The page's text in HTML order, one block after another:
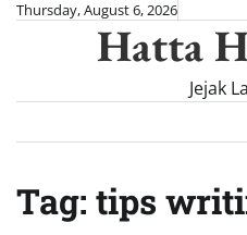
SkipThursday, August 6, 2026
Hatta
Jejak
Tag: tips